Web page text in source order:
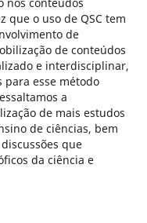
que o uso de QSC tem
de
de conteúdos
e interdisciplinar,
esse método
a
de mais estudos
de ciências, bem
que
da ciência e